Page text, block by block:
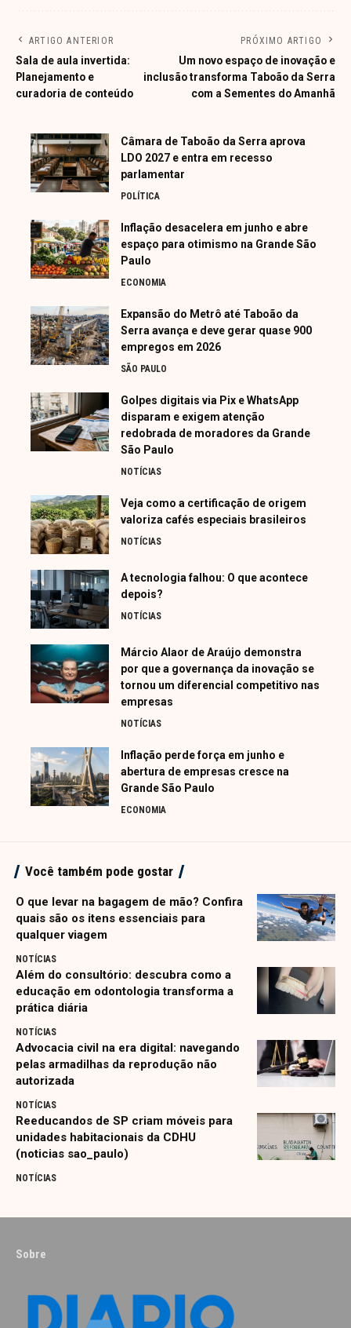
ARTIGO ANTERIOR
Sala de aula invertida:
Planejamento e
curadoria de conteúdo
PRÓXIMO ARTIGO
Um novo espaço de inovação e
inclusão transforma Taboão da Serra
com a Sementes do Amanhã
Câmara de Taboão da Serra aprova
LDO 2027 e entra em recesso
parlamentar
POLÍTICA
Inflação desacelera em junho e abre
espaço para otimismo na Grande São
Paulo
ECONOMIA
Expansão do Metrô até Taboão da
Serra avança e deve gerar quase 900
empregos em 2026
SÃO PAULO
Golpes digitais via Pix e WhatsApp
disparam e exigem atenção
redobrada de moradores da Grande
São Paulo
NOTÍCIAS
Veja como a certificação de origem
valoriza cafés especiais brasileiros
NOTÍCIAS
A tecnologia falhou: O que acontece
depois?
NOTÍCIAS
Márcio Alaor de Araújo demonstra
por que a governança da inovação se
tornou um diferencial competitivo nas
empresas
NOTÍCIAS
Inflação perde força em junho e
abertura de empresas cresce na
Grande São Paulo
ECONOMIA
Você também pode gostar
O que levar na bagagem de mão? Confira
quais são os itens essenciais para
qualquer viagem
NOTÍCIAS
Além do consultório: descubra como a
educação em odontologia transforma a
prática diária
NOTÍCIAS
Advocacia civil na era digital: navegando
pelas armadilhas da reprodução não
autorizada
NOTÍCIAS
Reeducandos de SP criam móveis para
unidades habitacionais da CDHU
(noticias sao_paulo)
NOTÍCIAS
Sobre